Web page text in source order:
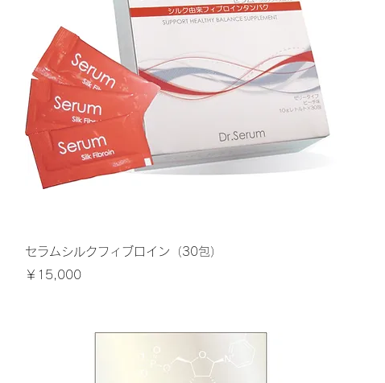
クイックビュー
セラムシルクフィブロイン（30包）
価格
￥15,000